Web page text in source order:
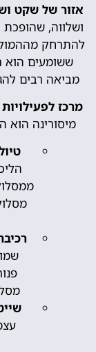
אזור של שקט
ושלווה,
להתרחק
ששומעים הוא
מביאה רבים
מרכז
מיסורינה הוא